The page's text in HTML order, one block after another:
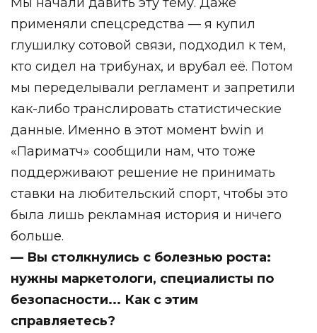
применяли спецсредства — я купил
глушилку сотовой связи, подходил к тем,
кто сидел на трибунах, и врубал её. Потом
мы переделывали регламент и запретили
как-либо транслировать статистические
данные. Именно в этот момент bwin и
«Париматч» сообщили нам, что тоже
поддерживают решение не принимать
ставки на любительский спорт, чтобы это
была лишь рекламная история и ничего
больше.
— Вы столкнулись с болезнью роста:
нужны маркетологи, специалисты по
безопасности... Как с этим
справляетесь?